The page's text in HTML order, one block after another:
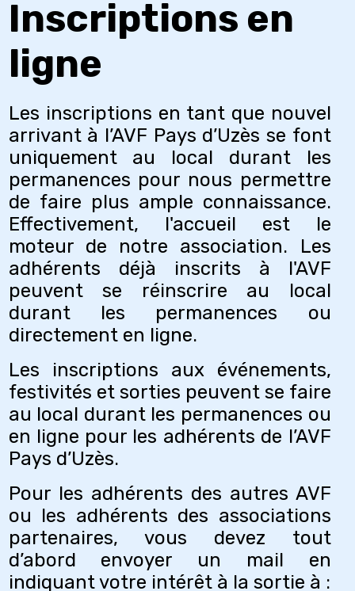
Inscriptions en
ligne
Les inscriptions en tant que nouvel
arrivant à l’AVF Pays d’Uzès se font
uniquement au local durant les
permanences pour nous permettre
de faire plus ample connaissance.
Effectivement, l'accueil est le
moteur de notre association. Les
adhérents déjà inscrits à l'AVF
peuvent se réinscrire au local
durant les permanences ou
directement en ligne.
Les inscriptions aux événements,
festivités et sorties peuvent se faire
au local durant les permanences ou
en ligne pour les adhérents de l’AVF
Pays d’Uzès.
Pour les adhérents des autres AVF
ou les adhérents des associations
partenaires, vous devez tout
d’abord envoyer un mail en
indiquant votre intérêt à la sortie à :